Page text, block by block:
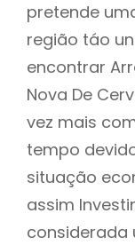
pretende
região táo
encontrar
Nova De
vez mais
tempo
situação
assim
considerada